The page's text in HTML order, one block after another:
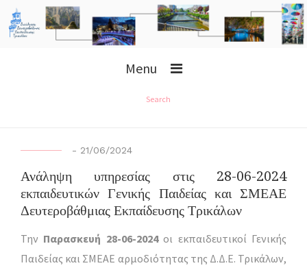
Menu
Search
- 21/06/2024
Ανάληψη υπηρεσίας στις 28-06-2024
εκπαιδευτικών Γενικής Παιδείας και ΣΜΕΑΕ
Δευτεροβάθμιας Εκπαίδευσης Τρικάλων
Την Παρασκευή 28-06-2024οι εκπαιδευτικοί Γενικής
Παιδείας και ΣΜΕΑΕ αρμοδιότητας της Δ.Δ.Ε. Τρικάλων,